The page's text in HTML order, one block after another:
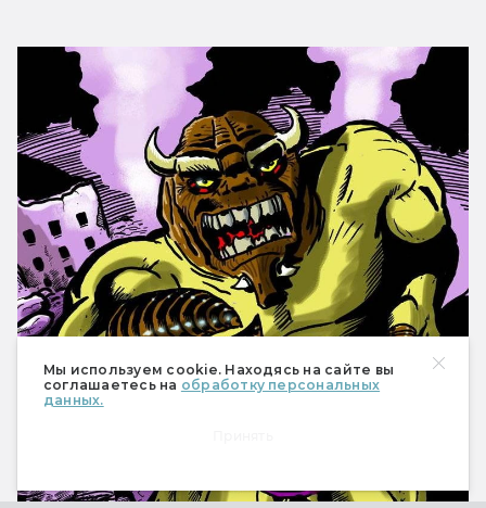
Мы используем cookie. Находясь на сайте вы
соглашаетесь на обработку персональных
данных.